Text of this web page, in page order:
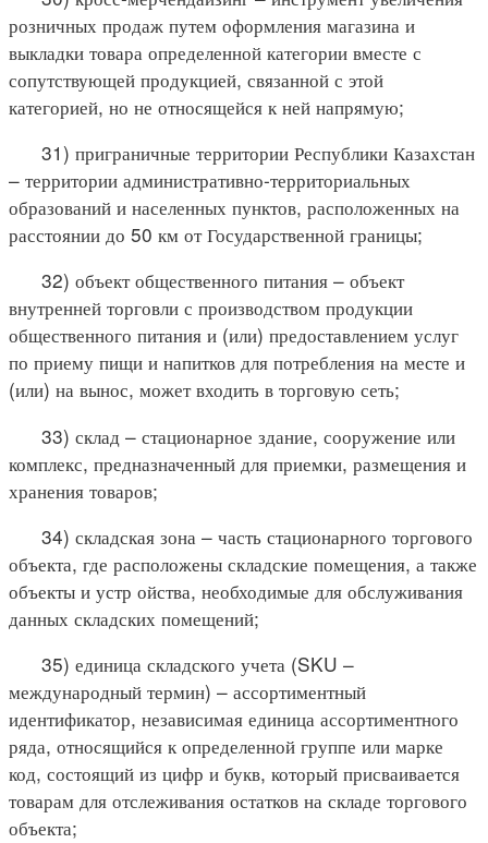
розничных продаж путем оформления магазина и
выкладки товара определенной категории вместе с
сопутствующей продукцией, связанной с этой
категорией, но не относящейся к ней напрямую;
31) приграничные территории Республики Казахстан
– территории административно-территориальных
образований и населенных пунктов, расположенных на
расстоянии до 50 км от Государственной границы;
32) объект общественного питания – объект
внутренней торговли с производством продукции
общественного питания и (или) предоставлением услуг
по приему пищи и напитков для потребления на месте и
(или) на вынос, может входить в торговую сеть;
33) склад – стационарное здание, сооружение или
комплекс, предназначенный для приемки, размещения и
хранения товаров;
34) складская зона – часть стационарного торгового
объекта, где расположены складские помещения, а также
объекты и устр ойства, необходимые для обслуживания
данных складских помещений;
35) единица складского учета (SKU –
международный термин) – ассортиментный
идентификатор, независимая единица ассортиментного
ряда, относящийся к определенной группе или марке
код, состоящий из цифр и букв, который присваивается
товарам для отслеживания остатков на складе торгового
объекта;